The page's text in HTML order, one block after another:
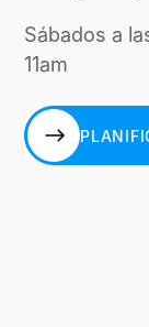
Sábados a
11am